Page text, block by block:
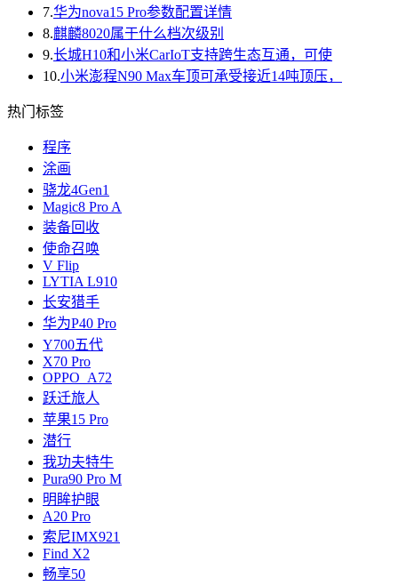
7.华为nova15 Pro参数配置详情
8.麒麟8020属于什么档次级别
9.长城H10和小米CarIoT支持跨生态互通，可使
10.小米澎程N90 Max车顶可承受接近14吨顶压，
热门标签
程序
涂画
骁龙4Gen1
Magic8 Pro A
装备回收
使命召唤
V Flip
LYTIA L910
长安猎手
华为P40 Pro
Y700五代
X70 Pro
OPPO A72
跃迁旅人
苹果15 Pro
潜行
我功夫特牛
Pura90 Pro M
明眸护眼
A20 Pro
索尼IMX921
Find X2
畅享50